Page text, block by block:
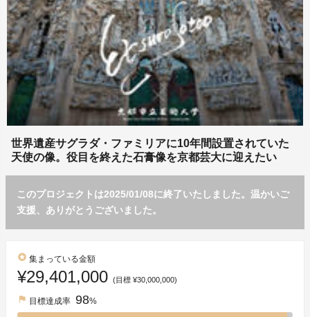
世界遺産サグラダ・ファミリアに10年間設置されていた
天使の像。役目を終えた石膏像を京都芸大に迎えたい
このプロジェクトは2025/01/08に終了いたしました。温かいご
支援、ありがとうございました。
stars 集まっている金額
¥29,401,000 (目標 ¥30,000,000)
flag 目標達成率 98%